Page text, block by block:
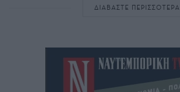
ΔΙΑΒΑΣΤΕ ΠΕΡΙΣΣΟΤΕΡΑ